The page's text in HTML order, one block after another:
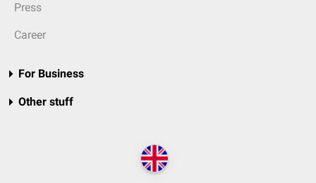
Press
Career
For Business
Other stuff